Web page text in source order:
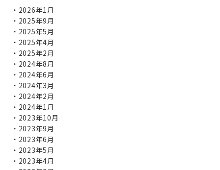
2026年1月
2025年9月
2025年5月
2025年4月
2025年2月
2024年8月
2024年6月
2024年3月
2024年2月
2024年1月
2023年10月
2023年9月
2023年6月
2023年5月
2023年4月